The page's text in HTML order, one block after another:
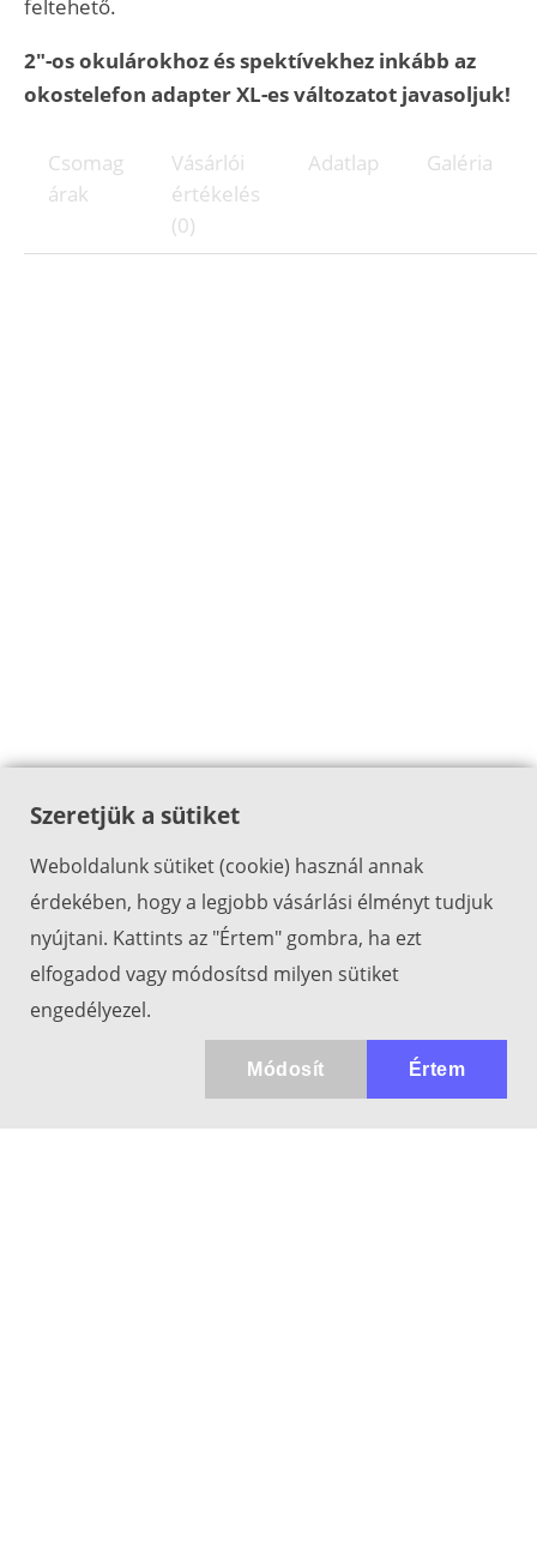
feltehető.
2"-os okulárokhoz és spektívekhez inkább az
okostelefon adapterXL-es változatot javasoljuk!
Csomag
árak
Vásárlói
értékelés
(0)
Adatlap Galéria
Szeretjük a sütiket
Weboldalunk sütiket (cookie) használ annak
érdekében, hogy a legjobb vásárlási élményt tudjuk
nyújtani. Kattints az "Értem" gombra, ha ezt
elfogadod vagy módosítsd milyen sütiket
engedélyezel.
Értem
Módosít